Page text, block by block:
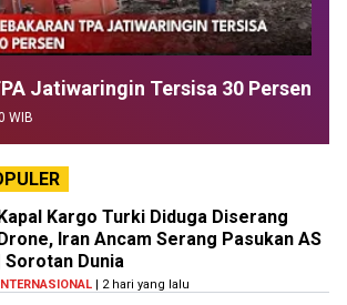
Jatiwaringin Tersisa 30 Persen
WIB
Kapal Kargo Turki Diduga Diserang
Drone, Iran Ancam Serang Pasukan AS
| Sorotan Dunia
INTERNASIONAL | 2 hari yang lalu